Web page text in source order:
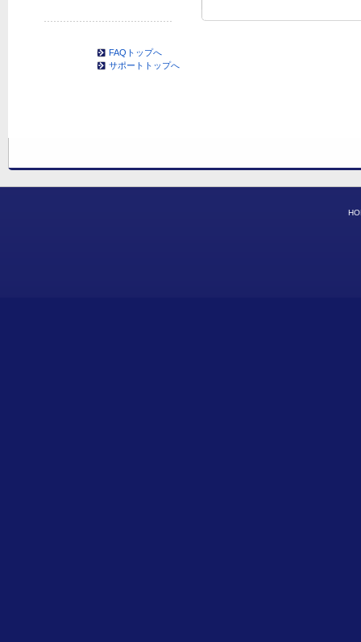
FAQトップへ
サポートトップへ